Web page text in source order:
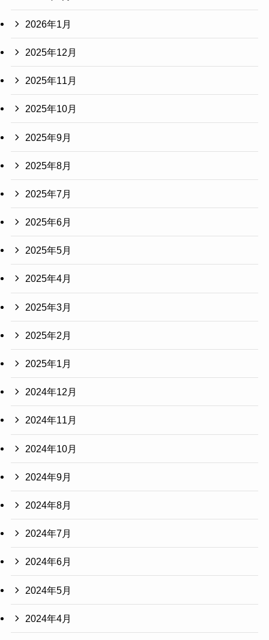
2026年1月
2025年12月
2025年11月
2025年10月
2025年9月
2025年8月
2025年7月
2025年6月
2025年5月
2025年4月
2025年3月
2025年2月
2025年1月
2024年12月
2024年11月
2024年10月
2024年9月
2024年8月
2024年7月
2024年6月
2024年5月
2024年4月